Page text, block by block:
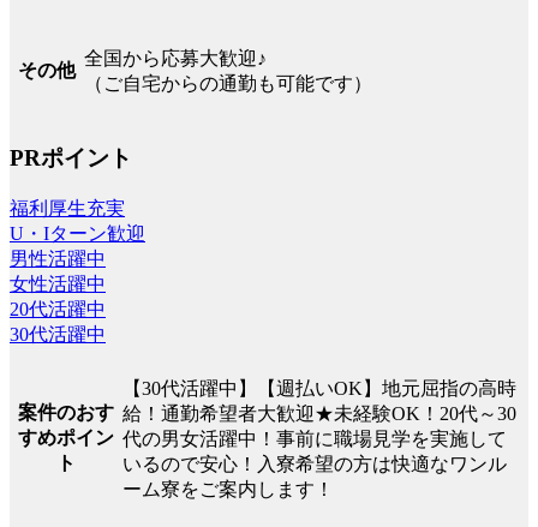
その他
全国から応募大歓迎♪
（ご自宅からの通勤も可能です）
PRポイント
福利厚生充実
U・Iターン歓迎
男性活躍中
女性活躍中
20代活躍中
30代活躍中
案件のおす
すめポイン
ト
【30代活躍中】【週払いOK】地元屈指の高時
給！通勤希望者大歓迎★未経験OK！20代～30
代の男女活躍中！事前に職場見学を実施して
いるので安心！入寮希望の方は快適なワンル
ーム寮をご案内します！